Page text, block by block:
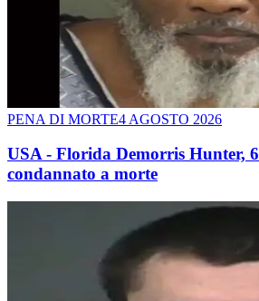
PENA DI MORTE4 AGOSTO 2026
USA - Florida Demorris Hunter,
condannato a morte